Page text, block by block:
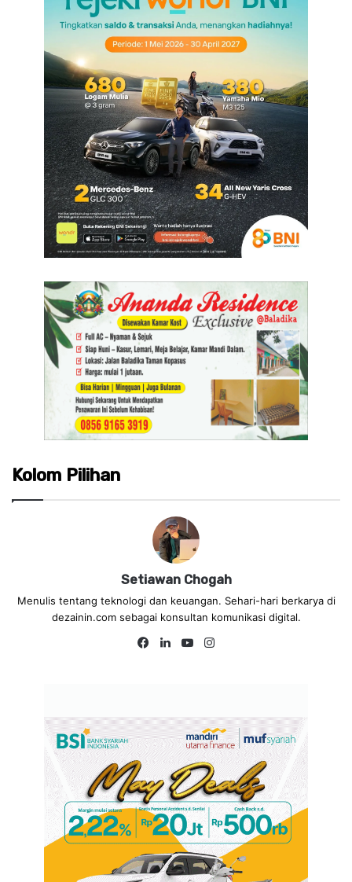
Kolom Pilihan
Setiawan Chogah
Menulis tentang teknologi dan keuangan. Sehari-hari berkarya di
dezainin.com sebagai konsultan komunikasi digital.
Fa
Lin
Yo